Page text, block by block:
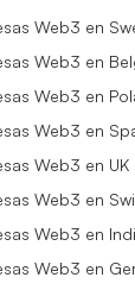
Web3 en
Web3 en
Web3 en
Web3 en
Web3 en UK
Web3 en
Web3 en
Web3 en